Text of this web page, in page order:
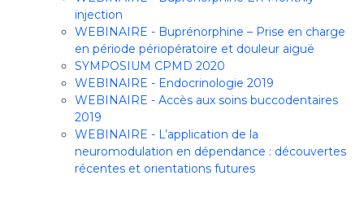
injection
WEBINAIRE - Buprénorphine – Prise en charge
en période périopératoire et douleur aiguë
SYMPOSIUM CPMD 2020
WEBINAIRE - Endocrinologie 2019
WEBINAIRE - Accès aux soins buccodentaires
2019
WEBINAIRE - L’application de la
neuromodulation en dépendance : découvertes
récentes et orientations futures